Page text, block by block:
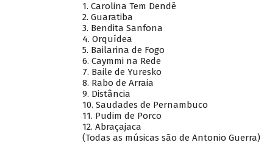
1. Carolina Tem Dendê
2. Guaratiba
3. Bendita Sanfona
4. Orquídea
5. Bailarina de Fogo
6. Caymmi na Rede
7. Baile de Yuresko
8. Rabo de Arraia
9. Distância
10. Saudades de Pernambuco
11. Pudim de Porco
12. Abraçajaca
(Todas as músicas são de Antonio Guerra)